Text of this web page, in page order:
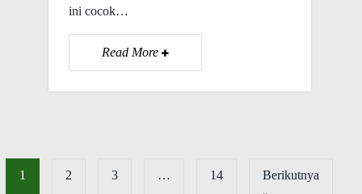
ini cocok…
Read More
1 2 3 … 14
Berikutnya